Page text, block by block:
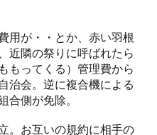
用が・・とか、赤い羽根
近隣の祭りに呼ばれたら
もってくる）管理費から
治会。逆に複合機による
合側が免除。
。お互いの規約に相手の